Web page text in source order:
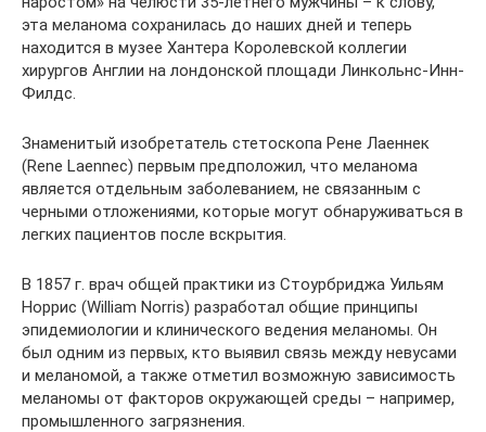
эта меланома сохранилась до наших дней и теперь
находится в музее Хантера Королевской коллегии
хирургов Англии на лондонской площади Линкольнс-Инн-
Филдс.
Знаменитый изобретатель стетоскопа Рене Лаеннек
(Rene Laennec) первым предположил, что меланома
является отдельным заболеванием, не связанным с
черными отложениями, которые могут обнаруживаться в
легких пациентов после вскрытия.
В 1857 г. врач общей практики из Стоурбриджа Уильям
Норрис (William Norris) разработал общие принципы
эпидемиологии и клинического ведения меланомы. Он
был одним из первых, кто выявил связь между невусами
и меланомой, а также отметил возможную зависимость
меланомы от факторов окружающей среды – например,
промышленного загрязнения.